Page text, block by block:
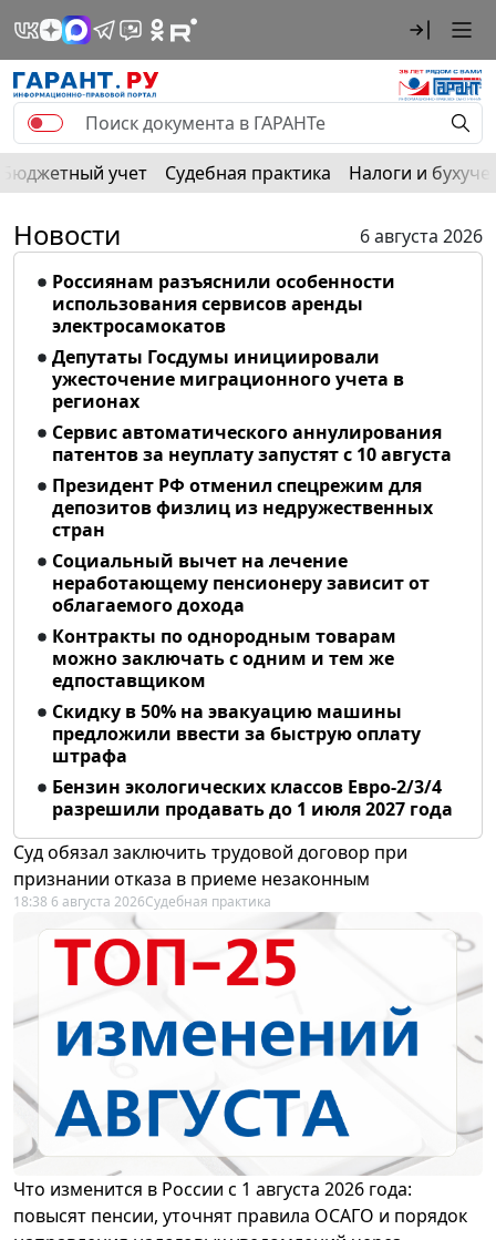
Бюджетный учет Судебная практика Налоги и
Новости
6 августа 2026
Россиянам разъяснили особенности
использования сервисов аренды
электросамокатов
Депутаты Госдумы инициировали
ужесточение миграционного учета в
регионах
Сервис автоматического аннулирования
патентов за неуплату запустят с 10 августа
Президент РФ отменил спецрежим для
депозитов физлиц из недружественных
стран
Социальный вычет на лечение
неработающему пенсионеру зависит от
облагаемого дохода
Контракты по однородным товарам
можно заключать с одним и тем же
едпоставщиком
Скидку в 50% на эвакуацию машины
предложили ввести за быструю оплату
штрафа
Бензин экологических классов Евро-2/3/4
разрешили продавать до 1 июля 2027 года
Суд обязал заключить трудовой договор при
признании отказа в приеме незаконным
18:38 6 августа 2026Судебная практика
Что изменится в России с 1 августа 2026 года:
повысят пенсии, уточнят правила ОСАГО и порядок